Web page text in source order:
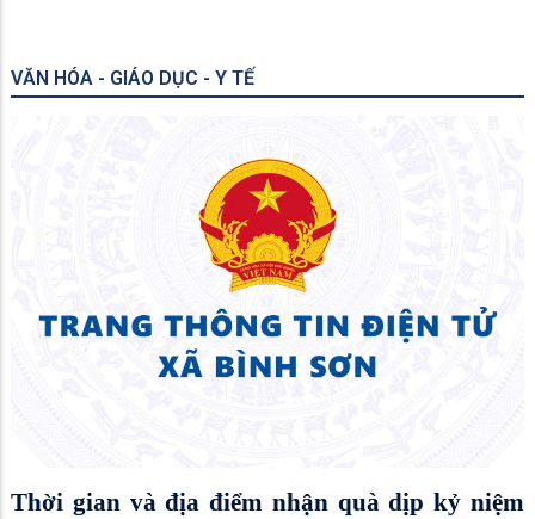
VĂN HÓA - GIÁO DỤC - Y TẾ
Thời gian và địa điểm nhận quà dịp kỷ niệm